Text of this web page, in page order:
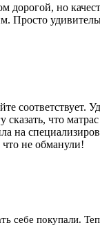
но
соответствует.
сказать, что
на
что не обманули!
покупали.